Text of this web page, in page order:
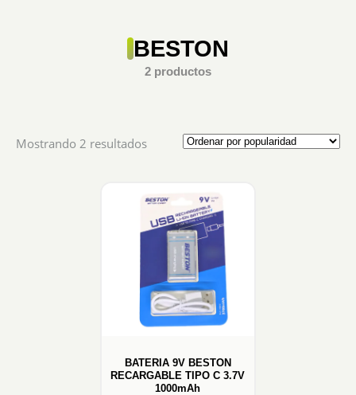
BESTON
2 productos
Mostrando 2 resultadosSorted
BATERIA 9V BESTON
RECARGABLE TIPO C 3.7V
1000mAh